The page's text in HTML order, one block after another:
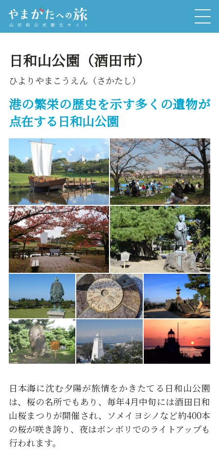
日和山公園（酒田市）
ひよりやまこうえん（さかたし）
港の繁栄の歴史を示す多くの遺物が
点在する日和山公園
日本海に沈む夕陽が旅情をかきたてる日和山公園
は、桜の名所でもあり、毎年4月中旬には酒田日和
山桜まつりが開催され、ソメイヨシノなど約400本
の桜が咲き誇り、夜はボンボリでのライトアップも
行われます。